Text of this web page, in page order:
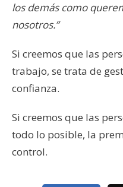
los demás como
nosotros.”
Si creemos que las
trabajo, se trata de
confianza.
Si creemos que las
todo lo posible, la
control.